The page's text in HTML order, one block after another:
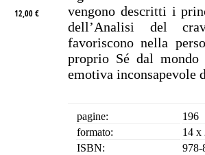
12,00 €
vengono descritti i
dell’Analisi del
favoriscono nella
proprio Sé dal
emotiva inconsapevole
pagine:
196
formato:
14 x
ISBN:
978-